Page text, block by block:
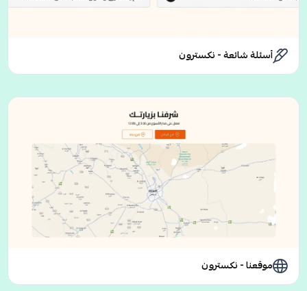
أسئلة شائعة - نكسترون
موقعنا - نكسترون